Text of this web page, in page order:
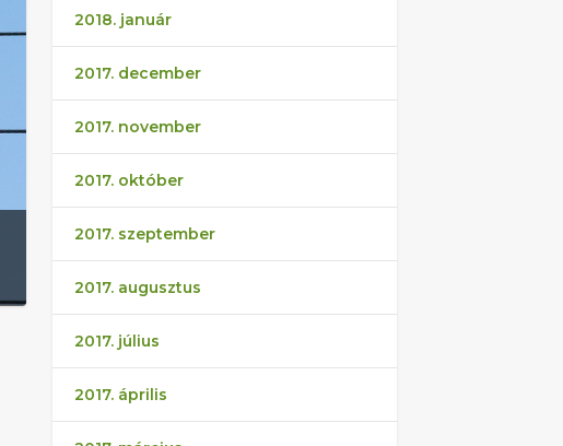
2018. január
2017. december
2017. november
2017. október
2017. szeptember
2017. augusztus
2017. július
2017. április